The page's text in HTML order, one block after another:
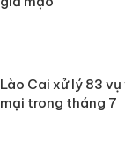
Lào Cai xử lý 83
mại trong tháng 7